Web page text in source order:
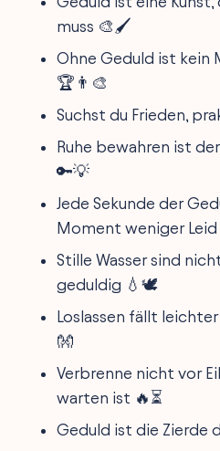
muss 🎨🖌️
Ohne Geduld ist kein
🏆👨‍🎨
Suchst du Frieden,
Ruhe bewahren ist
🔑💡
Jede Sekunde der
Moment weniger Leid
Stille Wasser sind
geduldig 💧🕊️
Loslassen fällt
👐
Verbrenne nicht vor
warten ist 🔥⏳
Geduld ist die Zierde